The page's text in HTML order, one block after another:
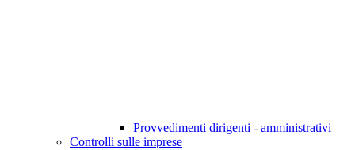
Provvedimenti dirigenti - amministrativi
Controlli sulle imprese